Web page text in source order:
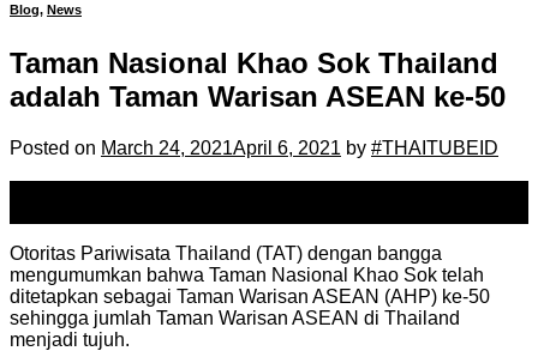
Blog, News
Taman Nasional Khao Sok Thailand
adalah Taman Warisan ASEAN ke-50
Posted on March 24, 2021April 6, 2021 by #THAITUBEID
Otoritas Pariwisata Thailand (TAT) dengan bangga
mengumumkan bahwa Taman Nasional Khao Sok telah
ditetapkan sebagai Taman Warisan ASEAN (AHP) ke-50
sehingga jumlah Taman Warisan ASEAN di Thailand
menjadi tujuh.